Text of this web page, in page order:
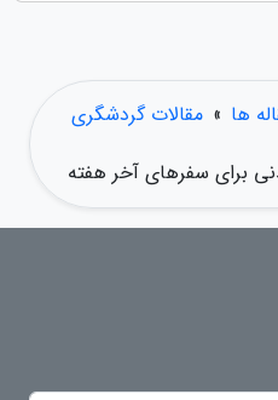
ها » مقالات گردشگری
برای سفرهای آخر هفته